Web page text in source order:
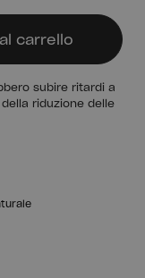
carrello
subire ritardi a
riduzione delle